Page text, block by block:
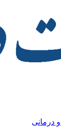
درمانی